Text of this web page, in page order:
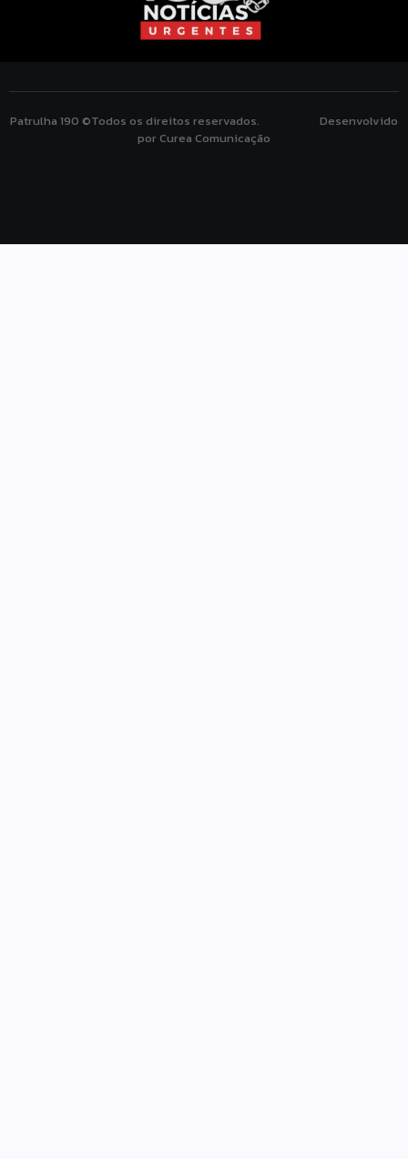
Patrulha 190 ©Todos os direitos reservados. Desenvolvido
por Curea Comunicação